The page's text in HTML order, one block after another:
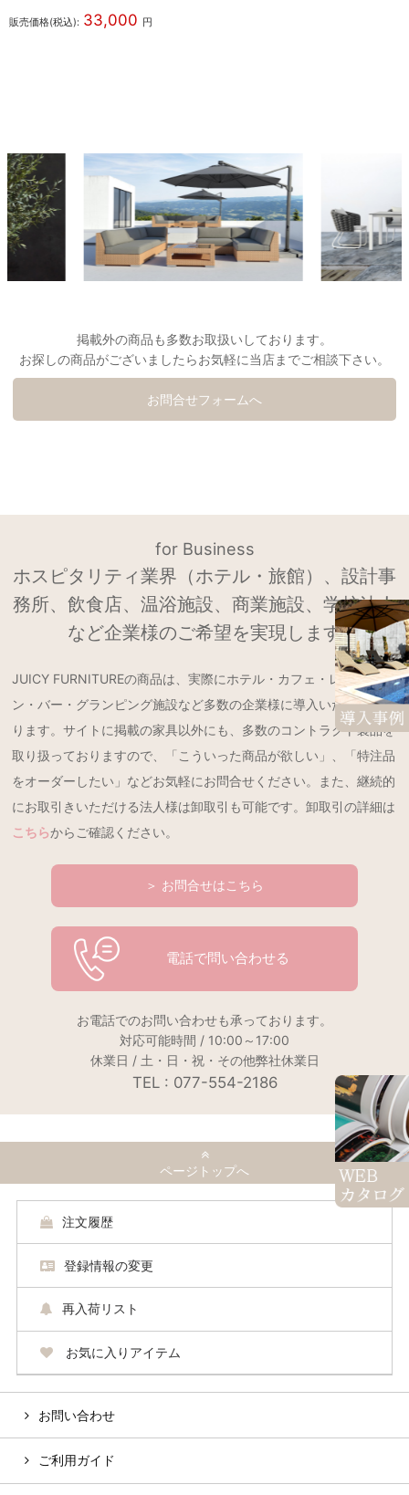
販売価格(税込): 33,000 円
掲載外の商品も多数お取扱いしております。
お探しの商品がございましたらお気軽に当店までご相談下さい。
お問合せフォームへ
for Business
ホスピタリティ業界（ホテル・旅館）、設計事
務所、飲食店、温浴施設、商業施設、学校法人
など企業様のご希望を実現します
JUICY FURNITUREの商品は、実際にホテル・カフェ・レストラ
ン・バー・グランピング施設など多数の企業様に導入いただいてお
ります。サイトに掲載の家具以外にも、多数のコントラクト製品を
取り扱っておりますので、「こういった商品が欲しい」、「特注品
をオーダーしたい」などお気軽にお問合せください。また、継続的
にお取引きいただける法人様は卸取引も可能です。卸取引の詳細は
こちらからご確認ください。
＞ お問合せはこちら
電話で問い合わせる
お電話でのお問い合わせも承っております。
対応可能時間 / 10:00～17:00
休業日 / 土・日・祝・その他弊社休業日
TEL : 077-554-2186
ページトップへ
注文履歴
登録情報の変更
再入荷リスト
お気に入りアイテム
お問い合わせ
ご利用ガイド